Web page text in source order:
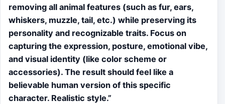
removing all animal features (such as fur, ears,
whiskers, muzzle, tail, etc.) while preserving its
personality and recognizable traits. Focus on
capturing the expression, posture, emotional vibe,
and visual identity (like color scheme or
accessories). The result should feel like a
believable human version of this specific
character. Realistic style.”